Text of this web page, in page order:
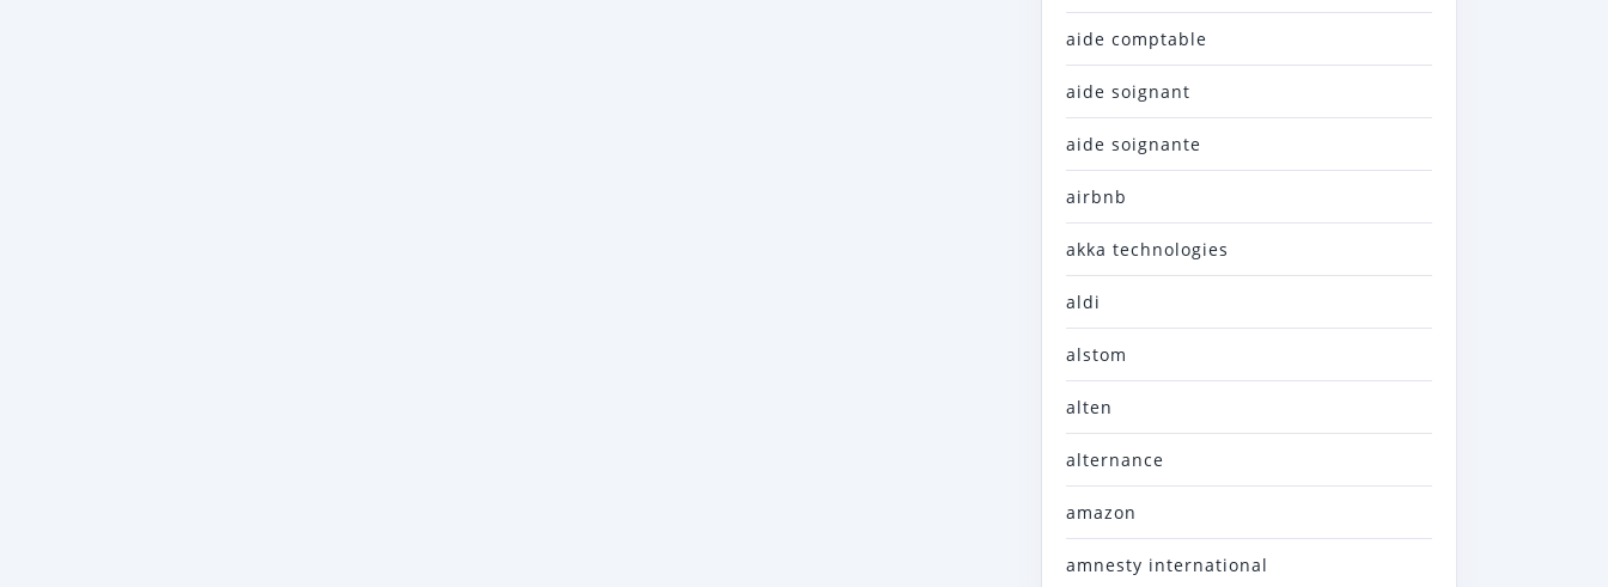
aide comptable
aide soignant
aide soignante
airbnb
akka technologies
aldi
alstom
alten
alternance
amazon
amnesty international